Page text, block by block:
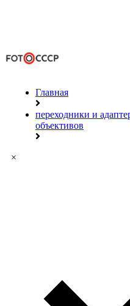
Главная
переходники и
объективов
×